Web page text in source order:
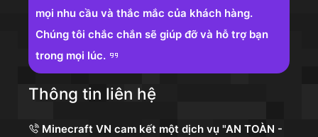
mọi nhu cầu và thắc mắc của khách hàng.
Chúng tôi chắc chắn sẽ giúp đỡ và hỗ trợ bạn
trong mọi lúc.
Thông tin liên hệ
Minecraft VN cam kết một dịch vụ "AN TOÀN -